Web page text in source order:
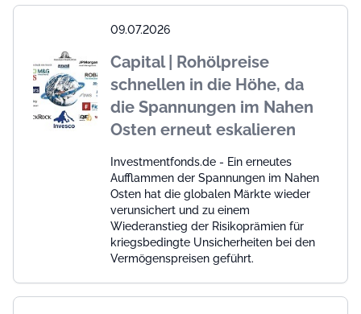
09.07.2026
Capital | Rohölpreise
schnellen in die Höhe, da
die Spannungen im Nahen
Osten erneut eskalieren
Investmentfonds.de - Ein erneutes
Aufflammen der Spannungen im Nahen
Osten hat die globalen Märkte wieder
verunsichert und zu einem
Wiederanstieg der Risikoprämien für
kriegsbedingte Unsicherheiten bei den
Vermögenspreisen geführt.